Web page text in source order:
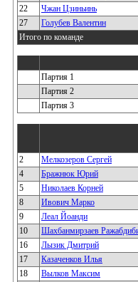
22
Чжан Цзиньинь
27
Голубев Валентин
Итого по команде
Партия 1
Партия 2
Партия 3
2
Мелкозеров Сергей
4
Бражнюк Юрий
5
Николаев Корней
8
Ивович Марко
9
Леал Йоанди
10
Шахбанмирзаев
16
Лызик Дмитрий
17
Казаченков Илья
18
Вылков Максим